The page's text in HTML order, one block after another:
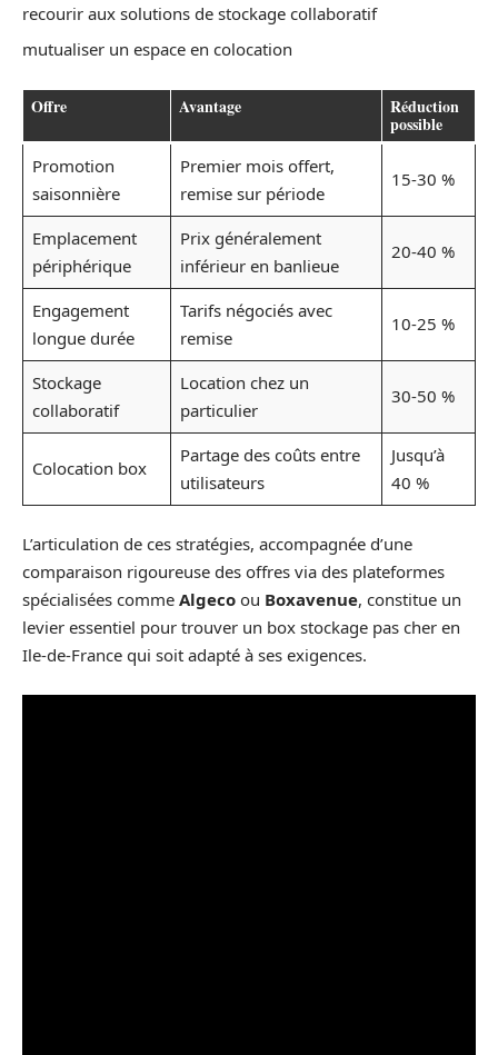
recourir aux solutions de stockage collaboratif
mutualiser un espace en colocation
Offre Avantage Réduction
possible
Promotion
saisonnière
Premier mois offert,
remise sur période
15-30 %
Emplacement
périphérique
Prix généralement
inférieur en banlieue
20-40 %
Engagement
longue durée
Tarifs négociés avec
remise
10-25 %
Stockage
collaboratif
Location chez un
particulier
30-50 %
Colocation box
Partage des coûts entre
utilisateurs
Jusqu’à
40 %
L’articulation de ces stratégies, accompagnée d’une
comparaison rigoureuse des offres via des plateformes
spécialisées comme Algeco ou Boxavenue, constitue un
levier essentiel pour trouver un box stockage pas cher en
Ile-de-France qui soit adapté à ses exigences.